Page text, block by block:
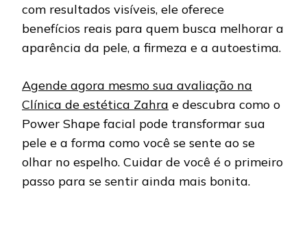
com resultados visíveis, ele oferece
benefícios reais para quem busca melhorar a
aparência da pele, a firmeza e a autoestima.
Agende agora mesmo sua avaliação na
Clínica de estética Zahra e descubra como o
Power Shape facial pode transformar sua
pele e a forma como você se sente ao se
olhar no espelho. Cuidar de você é o primeiro
passo para se sentir ainda mais bonita.